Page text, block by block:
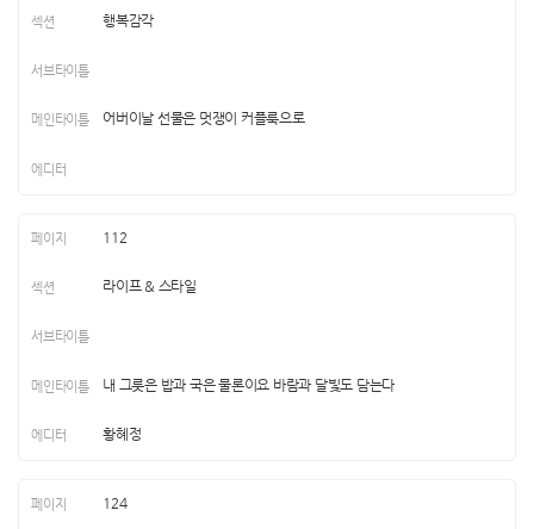
행복감각
어버이날 선물은 멋쟁이 커플룩으로
112
라이프 & 스타일
내 그릇은 밥과 국은 물론이요 바람과 달빛도 담는다
황혜정
124